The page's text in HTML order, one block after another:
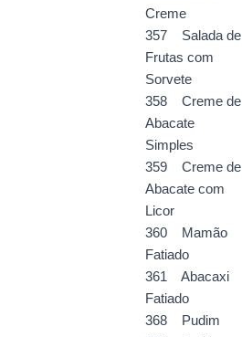
Creme
357 Salada de
Frutas com
Sorvete
358 Creme de
Abacate
Simples
359 Creme de
Abacate com
Licor
360 Mamão
Fatiado
361 Abacaxi
Fatiado
368 Pudim